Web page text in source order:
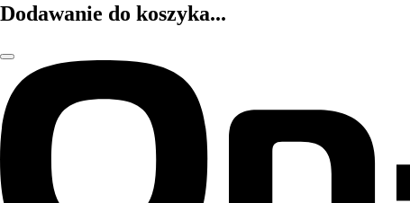
Dodawanie do koszyka...